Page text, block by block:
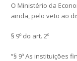
O Ministério da
ainda, pelo veto ao
§ 9º do art. 2º
“§ 9º As instituições